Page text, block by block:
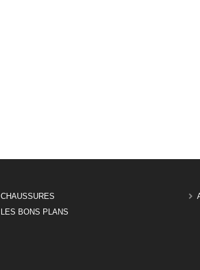
CHAUSSURES
LES BONS PLANS